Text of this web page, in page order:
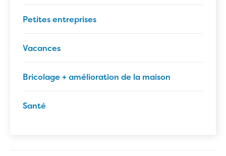
Petites entreprises
Vacances
Bricolage + amélioration de la maison
Santé